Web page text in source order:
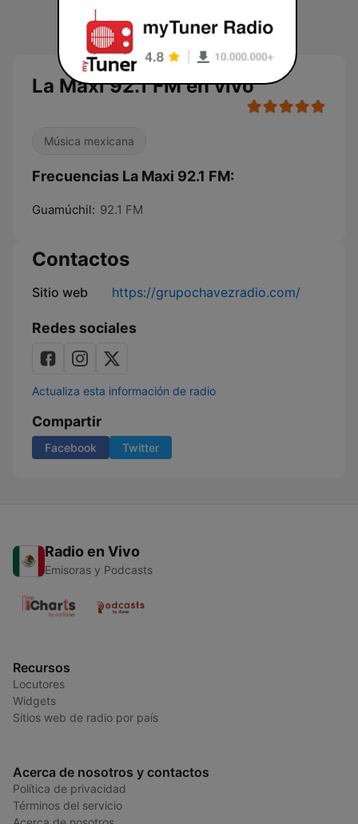
La Maxi 92.1 FM en vivo
Música mexicana
Frecuencias La Maxi 92.1 FM:
Guamúchil: 92.1 FM
Contactos
Sitio web https://grupochavezradio.com/
Redes sociales
Actualiza esta información de radio
Compartir
Facebook Twitter
Radio en Vivo
Emisoras y Podcasts
Recursos
Locutores
Widgets
Sitios web de radio por país
Acerca de nosotros y contactos
Política de privacidad
Términos del servicio